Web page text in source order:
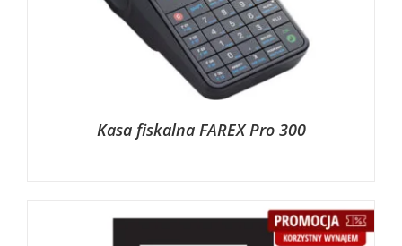
Kasa fiskalna FAREX Pro 300